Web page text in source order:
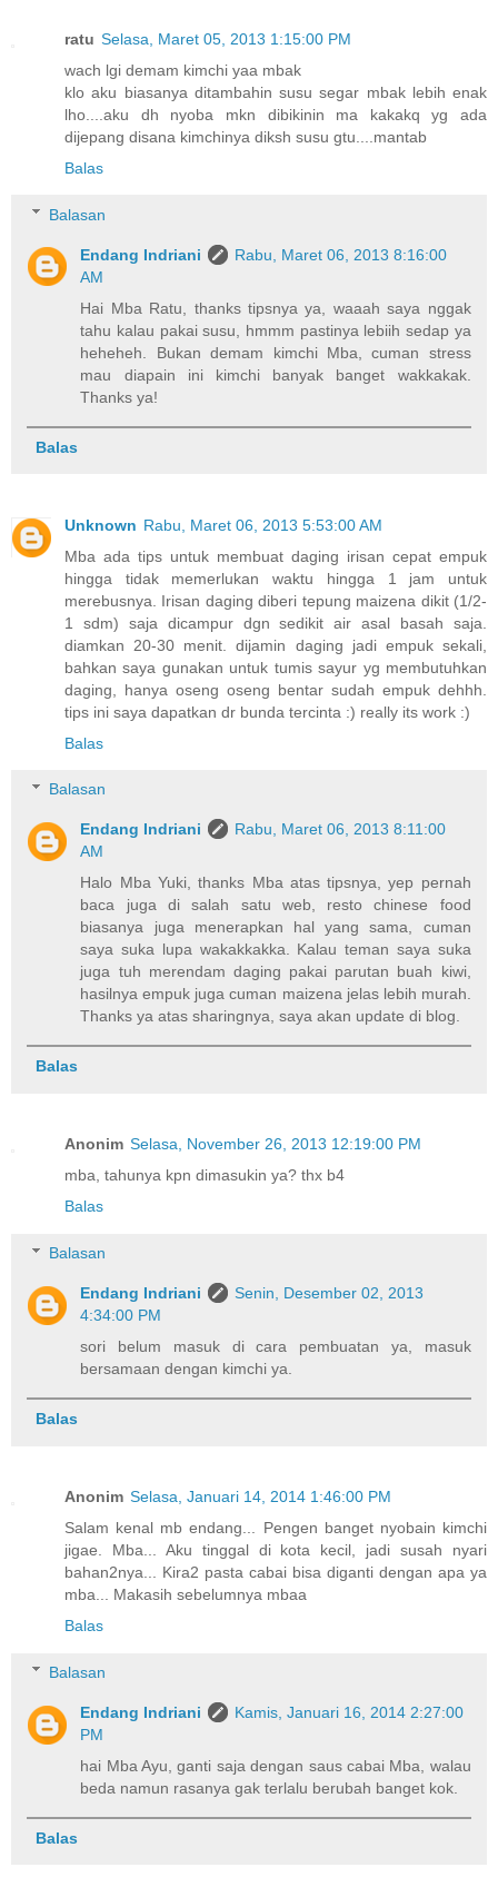
ratu Selasa, Maret 05, 2013 1:15:00 PM
wach lgi demam kimchi yaa mbak
klo aku biasanya ditambahin susu segar mbak lebih enak
lho....aku dh nyoba mkn dibikinin ma kakakq yg ada
dijepang disana kimchinya diksh susu gtu....mantab
Balas
Balasan
Endang Indriani
Rabu, Maret 06, 2013 8:16:00
AM
Hai Mba Ratu, thanks tipsnya ya, waaah saya nggak
tahu kalau pakai susu, hmmm pastinya lebiih sedap ya
heheheh. Bukan demam kimchi Mba, cuman stress
mau diapain ini kimchi banyak banget wakkakak.
Thanks ya!
Balas
Unknown Rabu, Maret 06, 2013 5:53:00 AM
Mba ada tips untuk membuat daging irisan cepat empuk
hingga tidak memerlukan waktu hingga 1 jam untuk
merebusnya. Irisan daging diberi tepung maizena dikit (1/2-
1 sdm) saja dicampur dgn sedikit air asal basah saja.
diamkan 20-30 menit. dijamin daging jadi empuk sekali,
bahkan saya gunakan untuk tumis sayur yg membutuhkan
daging, hanya oseng oseng bentar sudah empuk dehhh.
tips ini saya dapatkan dr bunda tercinta :) really its work :)
Balas
Balasan
Endang Indriani
Rabu, Maret 06, 2013 8:11:00
AM
Halo Mba Yuki, thanks Mba atas tipsnya, yep pernah
baca juga di salah satu web, resto chinese food
biasanya juga menerapkan hal yang sama, cuman
saya suka lupa wakakkakka. Kalau teman saya suka
juga tuh merendam daging pakai parutan buah kiwi,
hasilnya empuk juga cuman maizena jelas lebih murah.
Thanks ya atas sharingnya, saya akan update di blog.
Balas
Anonim Selasa, November 26, 2013 12:19:00 PM
mba, tahunya kpn dimasukin ya? thx b4
Balas
Balasan
Endang Indriani
Senin, Desember 02, 2013
4:34:00 PM
sori belum masuk di cara pembuatan ya, masuk
bersamaan dengan kimchi ya.
Balas
Anonim Selasa, Januari 14, 2014 1:46:00 PM
Salam kenal mb endang... Pengen banget nyobain kimchi
jigae. Mba... Aku tinggal di kota kecil, jadi susah nyari
bahan2nya... Kira2 pasta cabai bisa diganti dengan apa ya
mba... Makasih sebelumnya mbaa
Balas
Balasan
Endang Indriani
Kamis, Januari 16, 2014 2:27:00
PM
hai Mba Ayu, ganti saja dengan saus cabai Mba, walau
beda namun rasanya gak terlalu berubah banget kok.
Balas